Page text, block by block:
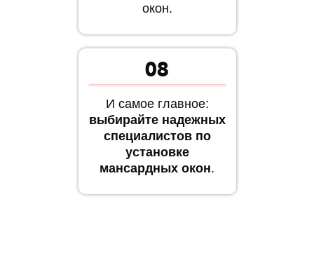
окон.
08
И самое главное:
выбирайте надежных
специалистов по
установке
мансардных окон.